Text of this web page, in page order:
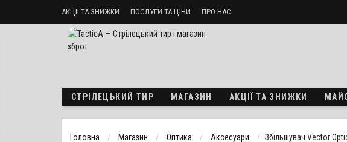
АКЦІЇ ТА ЗНИЖКИ ПОСЛУГИ ТА ЦІНИ ПРО НАС
Стрілецький тир «ТактикА» Доставка і оплата
СТРІЛЕЦЬКИЙ ТИР МАГАЗИН АКЦІЇ ТА ЗНИЖКИ
Головна Магазин Оптика Аксесуари Збільшувач Vector